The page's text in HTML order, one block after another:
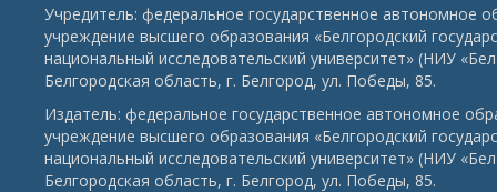
Учредитель: федеральное государственное автономное
учреждение высшего образования «Белгородский
национальный исследовательский университет» (НИУ
Белгородская область, г. Белгород, ул. Победы, 85.
Издатель: федеральное государственное автономное
учреждение высшего образования «Белгородский
национальный исследовательский университет» (НИУ
Белгородская область, г. Белгород, ул. Победы, 85.